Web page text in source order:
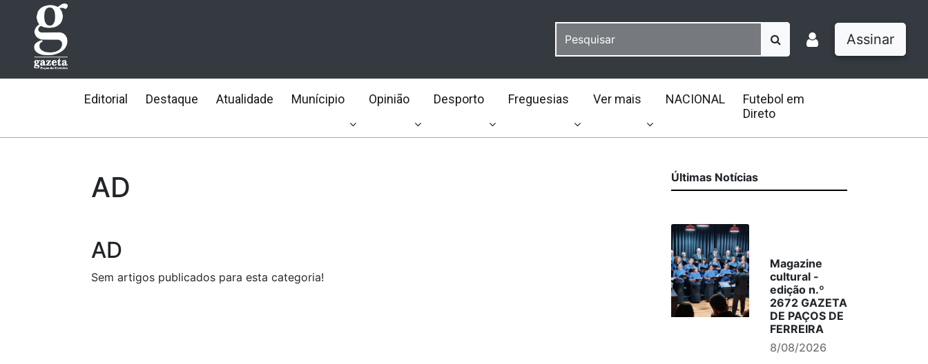
Assinar
Editorial Destaque Atualidade Munícipio Opinião Desporto Freguesias Ver mais NACIONAL
Futebol em
Direto
AD
AD
Sem artigos publicados para esta categoria!
Últimas Notícias
Magazine
cultural -
edição n.º
2672 GAZETA
DE PAÇOS DE
FERREIRA
8/08/2026